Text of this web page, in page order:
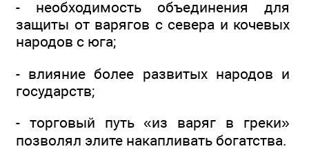
- необходимость объединения для
защиты от варягов с севера и кочевых
народов с юга;
- влияние более развитых народов и
государств;
- торговый путь «из варяг в греки»
позволял элите накапливать богатства.